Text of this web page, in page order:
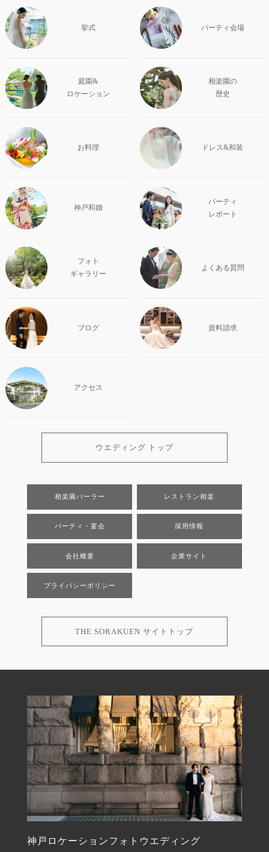
挙式 パーティ会場
庭園&
ロケーション
相楽園の
歴史
お料理 ドレス&和装
神戸和婚
パーティ
レポート
フォト
ギャラリー
よくある質問
ブログ 資料請求
アクセス
ウエディング トップ
相楽園パーラー レストラン相楽
パーティ・宴会 採用情報
会社概要 企業サイト
プライバシーポリシー
THE SORAKUEN サイトトップ
神戸ロケーションフォトウエディング